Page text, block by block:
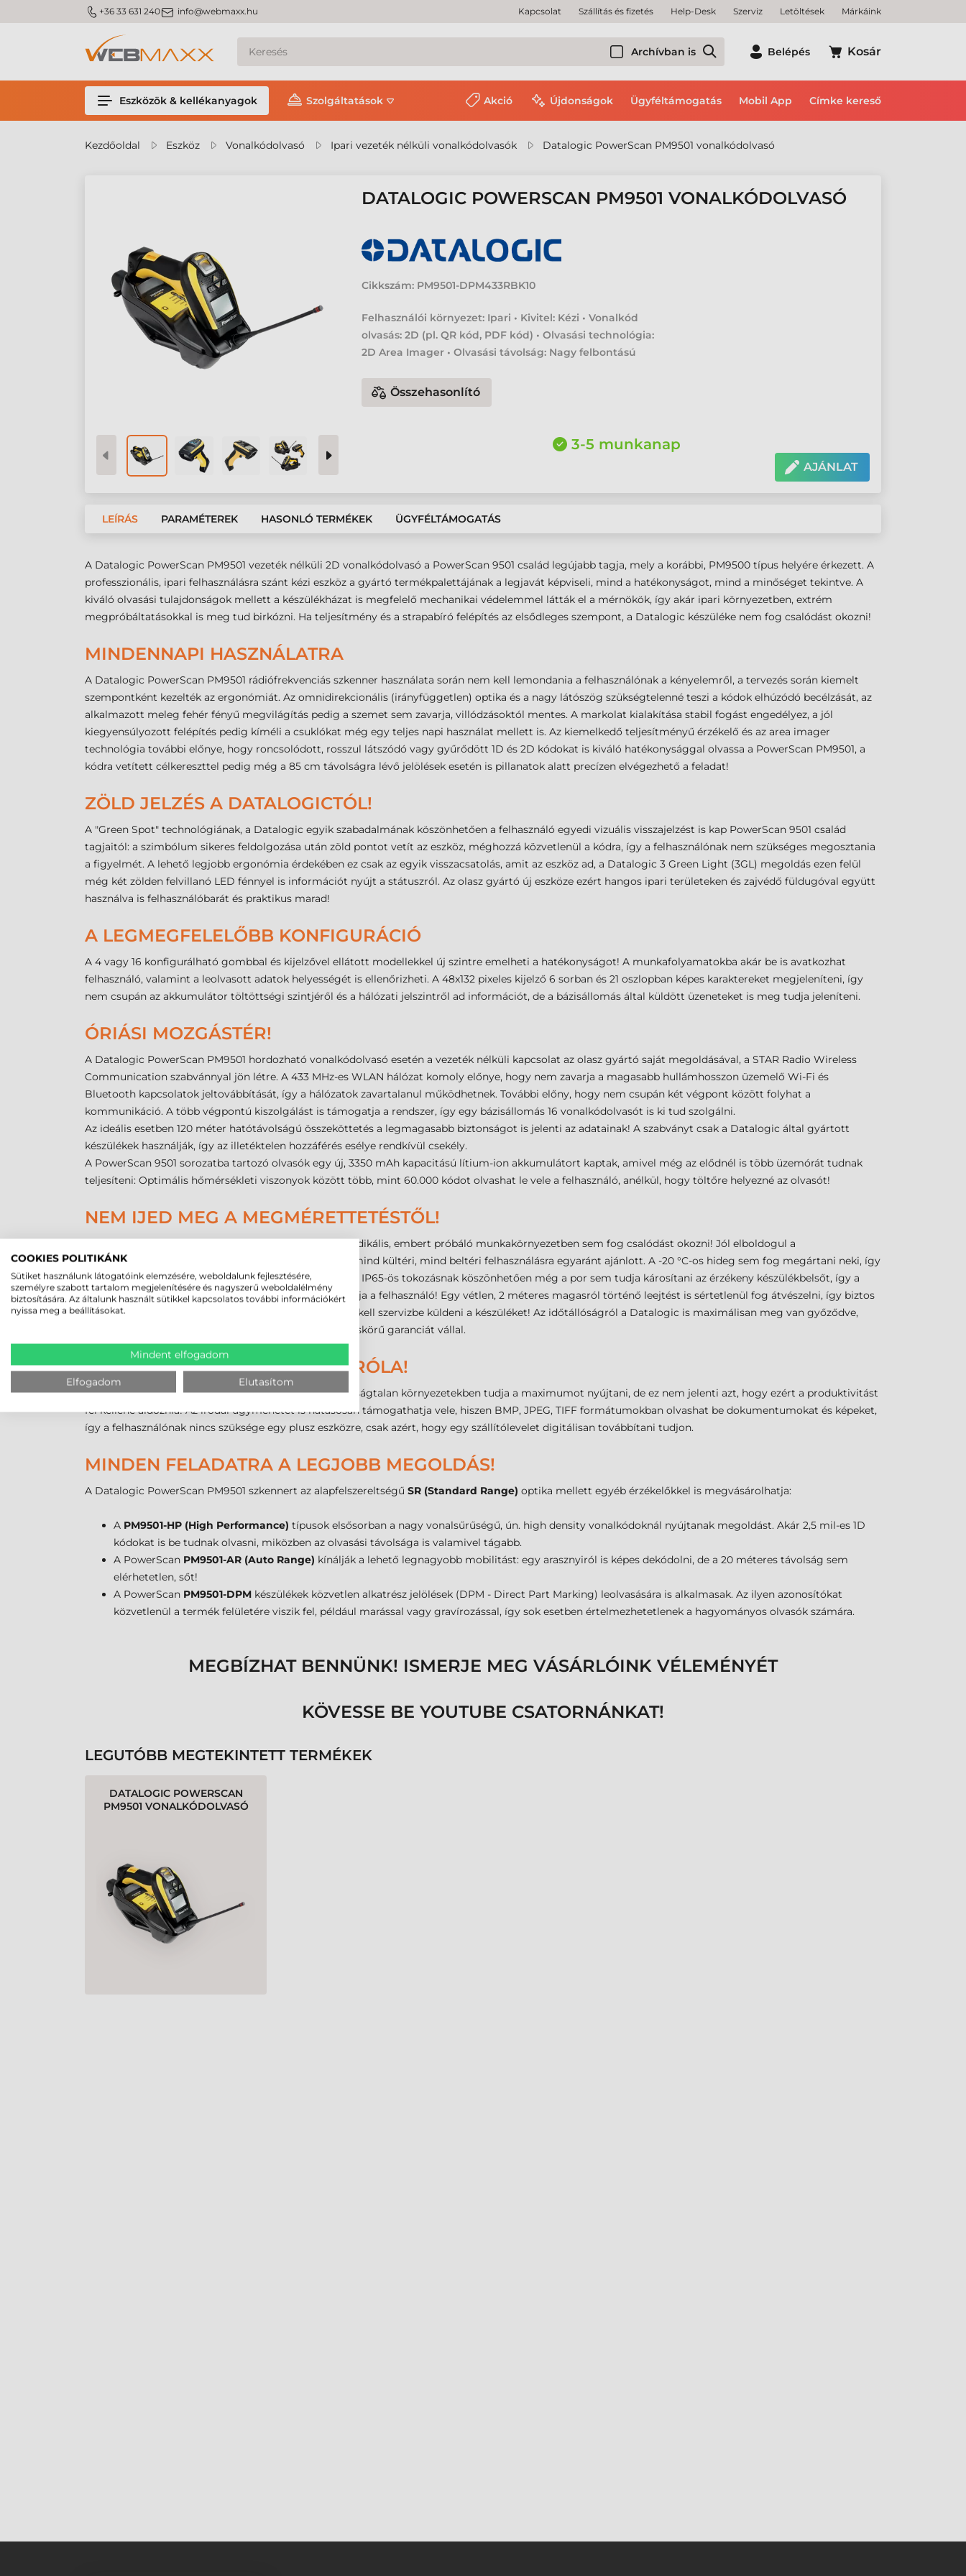
m_phone +36 33 631 240m_email info@webmaxx.hu Kapcsolat Szállítás és fizetés Help-Desk Szerviz Letöltések Márkáink
Archívban is Belépés Kosár
Eszközök & kellékanyagok Szolgáltatások Akció Újdonságok Ügyféltámogatás Mobil App Címke kereső
Kezdőoldal Eszköz Vonalkódolvasó Ipari vezeték nélküli vonalkódolvasók Datalogic PowerScan PM9501 vonalkódolvasó
DATALOGIC POWERSCAN PM9501 VONALKÓDOLVASÓ
Cikkszám: PM9501-DPM433RBK10
Felhasználói környezet: Ipari • Kivitel: Kézi • Vonalkód
olvasás: 2D (pl. QR kód, PDF kód) • Olvasási technológia:
2D Area Imager • Olvasási távolság: Nagy felbontású
Összehasonlító
3-5 munkanap
AJÁNLAT
LEÍRÁS PARAMÉTEREK HASONLÓ TERMÉKEK ÜGYFÉLTÁMOGATÁS
A Datalogic PowerScan PM9501 vezeték nélküli 2D vonalkódolvasó a PowerScan 9501 család legújabb tagja, mely a korábbi, PM9500 típus helyére érkezett. A
professzionális, ipari felhasználásra szánt kézi eszköz a gyártó termékpalettájának a legjavát képviseli, mind a hatékonyságot, mind a minőséget tekintve. A
kiváló olvasási tulajdonságok mellett a készülékházat is megfelelő mechanikai védelemmel látták el a mérnökök, így akár ipari környezetben, extrém
megpróbáltatásokkal is meg tud birkózni. Ha teljesítmény és a strapabíró felépítés az elsődleges szempont, a Datalogic készüléke nem fog csalódást okozni!
MINDENNAPI HASZNÁLATRA
A Datalogic PowerScan PM9501 rádiófrekvenciás szkenner használata során nem kell lemondania a felhasználónak a kényelemről, a tervezés során kiemelt
szempontként kezelték az ergonómiát. Az omnidirekcionális (irányfüggetlen) optika és a nagy látószög szükségtelenné teszi a kódok elhúzódó becélzását, az
alkalmazott meleg fehér fényű megvilágítás pedig a szemet sem zavarja, villódzásoktól mentes. A markolat kialakítása stabil fogást engedélyez, a jól
kiegyensúlyozott felépítés pedig kíméli a csuklókat még egy teljes napi használat mellett is. Az kiemelkedő teljesítményű érzékelő és az area imager
technológia további előnye, hogy roncsolódott, rosszul látszódó vagy gyűrődött 1D és 2D kódokat is kiváló hatékonysággal olvassa a PowerScan PM9501, a
kódra vetített célkereszttel pedig még a 85 cm távolságra lévő jelölések esetén is pillanatok alatt precízen elvégezhető a feladat!
ZÖLD JELZÉS A DATALOGICTÓL!
A "Green Spot" technológiának, a Datalogic egyik szabadalmának köszönhetően a felhasználó egyedi vizuális visszajelzést is kap PowerScan 9501 család
tagjaitól: a szimbólum sikeres feldolgozása után zöld pontot vetít az eszköz, méghozzá közvetlenül a kódra, így a felhasználónak nem szükséges megosztania
a figyelmét. A lehető legjobb ergonómia érdekében ez csak az egyik visszacsatolás, amit az eszköz ad, a Datalogic 3 Green Light (3GL) megoldás ezen felül
még két zölden felvillanó LED fénnyel is információt nyújt a státuszról. Az olasz gyártó új eszköze ezért hangos ipari területeken és zajvédő füldugóval együtt
használva is felhasználóbarát és praktikus marad!
A LEGMEGFELELŐBB KONFIGURÁCIÓ
A 4 vagy 16 konfigurálható gombbal és kijelzővel ellátott modellekkel új szintre emelheti a hatékonyságot! A munkafolyamatokba akár be is avatkozhat
felhasználó, valamint a leolvasott adatok helyességét is ellenőrizheti. A 48x132 pixeles kijelző 6 sorban és 21 oszlopban képes karaktereket megjeleníteni, így
nem csupán az akkumulátor töltöttségi szintjéről és a hálózati jelszintről ad információt, de a bázisállomás által küldött üzeneteket is meg tudja jeleníteni.
ÓRIÁSI MOZGÁSTÉR!
A Datalogic PowerScan PM9501 hordozható vonalkódolvasó esetén a vezeték nélküli kapcsolat az olasz gyártó saját megoldásával, a STAR Radio Wireless
Communication szabvánnyal jön létre. A 433 MHz-es WLAN hálózat komoly előnye, hogy nem zavarja a magasabb hullámhosszon üzemelő Wi-Fi és
Bluetooth kapcsolatok jeltovábbítását, így a hálózatok zavartalanul működhetnek. További előny, hogy nem csupán két végpont között folyhat a
kommunikáció. A több végpontú kiszolgálást is támogatja a rendszer, így egy bázisállomás 16 vonalkódolvasót is ki tud szolgálni.
Az ideális esetben 120 méter hatótávolságú összeköttetés a legmagasabb biztonságot is jelenti az adatainak! A szabványt csak a Datalogic által gyártott
készülékek használják, így az illetéktelen hozzáférés esélye rendkívül csekély.
A PowerScan 9501 sorozatba tartozó olvasók egy új, 3350 mAh kapacitású lítium-ion akkumulátort kaptak, amivel még az elődnél is több üzemórát tudnak
teljesíteni: Optimális hőmérsékleti viszonyok között több, mint 60.000 kódot olvashat le vele a felhasználó, anélkül, hogy töltőre helyezné az olvasót!
NEM IJED MEG A MEGMÉRETTETÉSTŐL!
A Datalogic PowerScan PM9501 WLAN area imager radikális, embert próbáló munkakörnyezetben sem fog csalódást okozni! Jól elboldogul a
hőingadozásokkal, érzéketlen a ráfröccsenő vízre, így mind kültéri, mind beltéri felhasználásra egyaránt ajánlott. A -20 °C-os hideg sem fog megártani neki, így
a hűtőházi használat elől is elhárulnak az akadályok. Az IP65-ös tokozásnak köszönhetően még a por sem tudja károsítani az érzékeny készülékbelsőt, így a
külső körülményeket szinte figyelmen kívül is hagyhatja a felhasználó! Egy vétlen, 2 méteres magasról történő leejtést is sértetlenül fog átvészelni, így biztos
lehet benne, hogy egy apróbb emberi hiba miatt nem kell szervizbe küldeni a készüléket! Az időtállóságról a Datalogic is maximálisan meg van győződve,
ezért PowerScan 9501 család minden tagjára 3 év teljeskörű garanciát vállal.
ALKOSSON MAGÁNAK KÉPET RÓLA!
A PowerScan PM9501 vezeték nélküli szkenner a barátságtalan környezetekben tudja a maximumot nyújtani, de ez nem jelenti azt, hogy ezért a produktivitást
fel kellene áldoznia! Az irodai ügymenetet is hatásosan támogathatja vele, hiszen BMP, JPEG, TIFF formátumokban olvashat be dokumentumokat és képeket,
így a felhasználónak nincs szüksége egy plusz eszközre, csak azért, hogy egy szállítólevelet digitálisan továbbítani tudjon.
MINDEN FELADATRA A LEGJOBB MEGOLDÁS!
A Datalogic PowerScan PM9501 szkennert az alapfelszereltségű SR (Standard Range) optika mellett egyéb érzékelőkkel is megvásárolhatja:
A PM9501-HP (High Performance) típusok elsősorban a nagy vonalsűrűségű, ún. high density vonalkódoknál nyújtanak megoldást. Akár 2,5 mil-es 1D
kódokat is be tudnak olvasni, miközben az olvasási távolsága is valamivel tágabb.
A PowerScan PM9501-AR (Auto Range) kínálják a lehető legnagyobb mobilitást: egy arasznyiról is képes dekódolni, de a 20 méteres távolság sem
elérhetetlen, sőt!
A PowerScan PM9501-DPM készülékek közvetlen alkatrész jelölések (DPM - Direct Part Marking) leolvasására is alkalmasak. Az ilyen azonosítókat
közvetlenül a termék felületére viszik fel, például marással vagy gravírozással, így sok esetben értelmezhetetlenek a hagyományos olvasók számára.
MEGBÍZHAT BENNÜNK! ISMERJE MEG VÁSÁRLÓINK VÉLEMÉNYÉT
KÖVESSE BE YOUTUBE CSATORNÁNKAT!
LEGUTÓBB MEGTEKINTETT TERMÉKEK
DATALOGIC POWERSCAN
PM9501 VONALKÓDOLVASÓ
COOKIES POLITIKÁNK
Sütiket használunk látogatóink elemzésére, weboldalunk fejlesztésére,
személyre szabott tartalom megjelenítésére és nagyszerű weboldalélmény
biztosítására. Az általunk használt sütikkel kapcsolatos további információkért
nyissa meg a beállításokat.
Mindent elfogadom
Elfogadom Elutasítom